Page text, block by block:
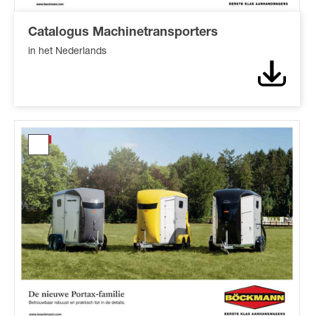
Catalogus Machinetransporters
in het Nederlands
Portax
famillie*